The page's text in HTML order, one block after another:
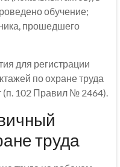
обучение;
прошедшего
для регистрации
по охране труда
(п. 102 Правил № 2464).
труда